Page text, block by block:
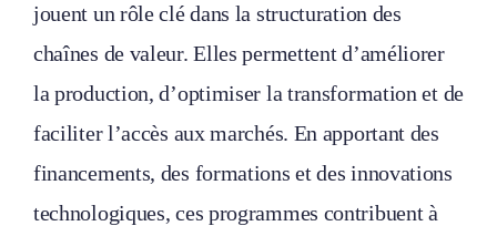
jouent un rôle clé dans la structuration des
chaînes de valeur. Elles permettent d’améliorer
la production, d’optimiser la transformation et de
faciliter l’accès aux marchés. En apportant des
financements, des formations et des innovations
technologiques, ces programmes contribuent à